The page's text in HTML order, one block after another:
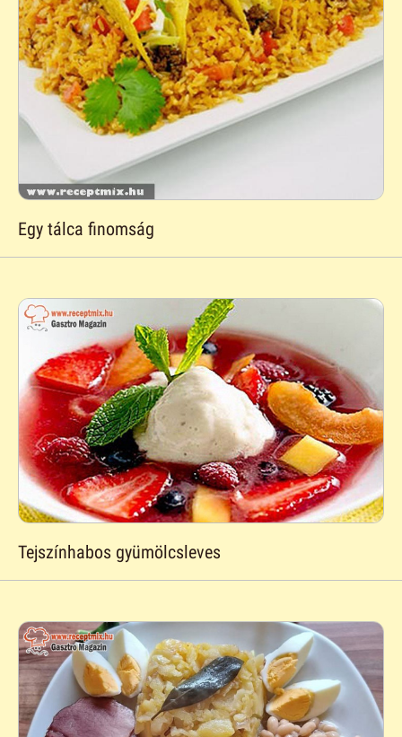
Egy tálca finomság
Tejszínhabos gyümölcsleves